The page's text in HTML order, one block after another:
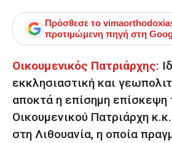
Πρόσθεσε το
προτιμώμενη πηγή στη
Οικουμενικός Πατριάρχης:
εκκλησιαστική και
αποκτά η επίσημη επίσκεψη
Οικουμενικού Πατριάρχη
στη Λιθουανία, η οποία